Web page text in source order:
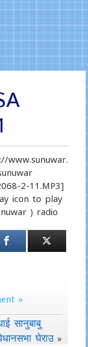
www.sunuwar.
2-11.MP3]
icon to play
) radio
»
सानुबाबु
घेराउ »